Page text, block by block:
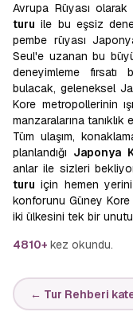
Avrupa Rüyası olarak
turu ile bu eşsiz
pembe rüyası
Seul'e uzanan bu
deneyimleme fırsatı
bulacak, geleneksel
Kore metropollerinin
manzaralarına tanıklık
Tüm ulaşım,
planlandığı Japonya
anlar ile sizleri
turu için hemen
konforunu Güney
iki ülkesini tek bir
4810+ kez okundu.
← Tur Rehberi